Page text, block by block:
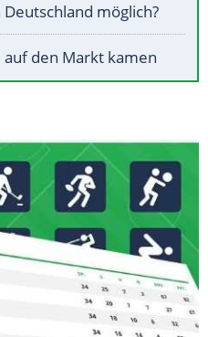
möglich?
den Markt kamen